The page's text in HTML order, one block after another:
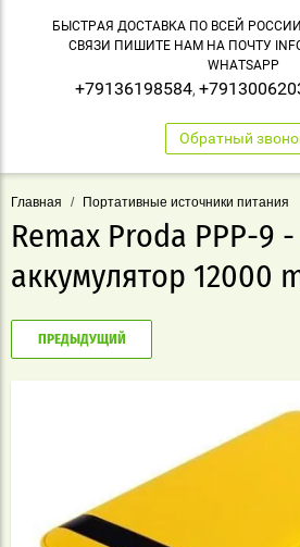
БЫСТРАЯ ДОСТАВКА ПО ВСЕЙ
СВЯЗИ ПИШИТЕ НАМ НА ПОЧТУ
WHATSAPP
+79136198584,
Обратный
Главная / Портативные источники питания
Remax Proda PPP-9
аккумулятор 12000
ПРЕДЫДУЩИЙ